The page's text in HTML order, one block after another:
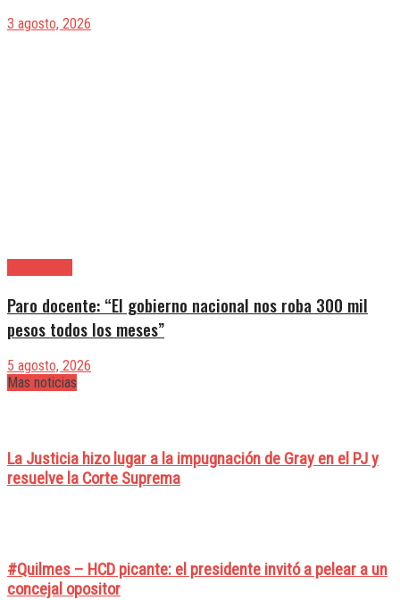
3 agosto, 2026
Paro docente: “El gobierno nacional nos roba 300 mil
pesos todos los meses”
5 agosto, 2026
Mas noticias
La Justicia hizo lugar a la impugnación de Gray en el PJ y
resuelve la Corte Suprema
#Quilmes – HCD picante: el presidente invitó a pelear a un
concejal opositor